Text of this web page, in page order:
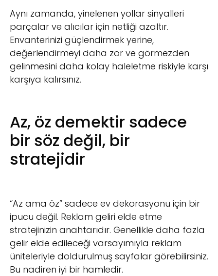
Aynı zamanda, yinelenen yollar sinyalleri
parçalar ve alıcılar için netliği azaltır.
Envanterinizi güçlendirmek yerine,
değerlendirmeyi daha zor ve görmezden
gelinmesini daha kolay haleletme riskiyle karşı
karşıya kalırsınız.
Az, öz demektir sadece
bir söz değil, bir
stratejidir
“Az ama öz” sadece ev dekorasyonu için bir
ipucu değil. Reklam geliri elde etme
stratejinizin anahtarıdır. Genellikle daha fazla
gelir elde edileceği varsayımıyla reklam
üniteleriyle doldurulmuş sayfalar görebilirsiniz.
Bu nadiren iyi bir hamledir.